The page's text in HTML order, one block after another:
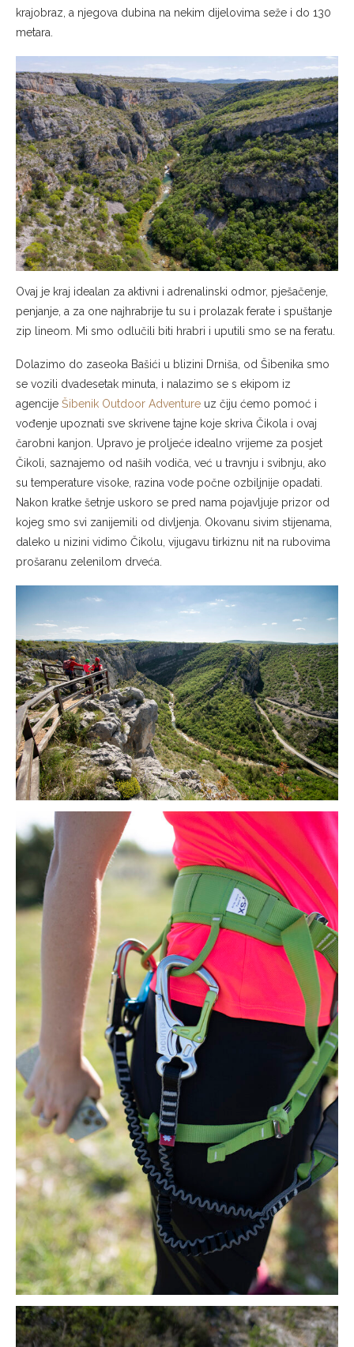
krajobraz, a njegova dubina na nekim dijelovima seže i do 130
metara.
Ovaj je kraj idealan za aktivni i adrenalinski odmor, pješačenje,
penjanje, a za one najhrabrije tu su i prolazak ferate i spuštanje
zip lineom. Mi smo odlučili biti hrabri i uputili smo se na feratu.
Dolazimo do zaseoka Bašići u blizini Drniša, od Šibenika smo
se vozili dvadesetak minuta, i nalazimo se s ekipom iz
agencije Šibenik Outdoor Adventure uz čiju ćemo pomoć i
vođenje upoznati sve skrivene tajne koje skriva Čikola i ovaj
čarobni kanjon. Upravo je proljeće idealno vrijeme za posjet
Čikoli, saznajemo od naših vodiča, već u travnju i svibnju, ako
su temperature visoke, razina vode počne ozbiljnije opadati.
Nakon kratke šetnje uskoro se pred nama pojavljuje prizor od
kojeg smo svi zanijemili od divljenja. Okovanu sivim stijenama,
daleko u nizini vidimo Čikolu, vijugavu tirkiznu nit na rubovima
prošaranu zelenilom drveća.